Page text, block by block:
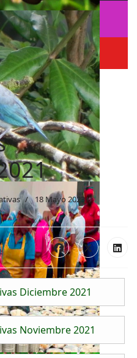
18 Mayo 2023
Diciembre 2021
Noviembre 2021